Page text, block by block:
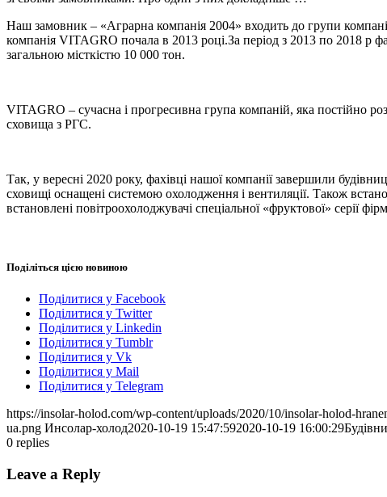
Наш замовник – «Аграрна компанія 2004» входить до групи
компанія VITAGRO почала в 2013 році.За період з 2013 по 2018 р
загальною місткістю 10 000 тон.
VITAGRO – сучасна і прогресивна група компаній, яка постійно
сховища з РГС.
Так, у вересні 2020 року, фахівці нашої компанії завершили
сховищі оснащені системою охолодження і вентиляції. Також
встановлені повітроохолоджувачі спеціальної «фруктової» серії
Поділіться цією новиною
Поділитися у Facebook
Поділитися у Twitter
Поділитися у Linkedin
Поділитися у Tumblr
Поділитися у Vk
Поділитися у Mail
Поділитися у Telegram
https://insolar-holod.com/wp-content/uploads/2020/10/insolar-holod-
ua.png Инсолар-холод2020-10-19 15:47:592020-10-19 16:00:29
0 replies
Leave a Reply